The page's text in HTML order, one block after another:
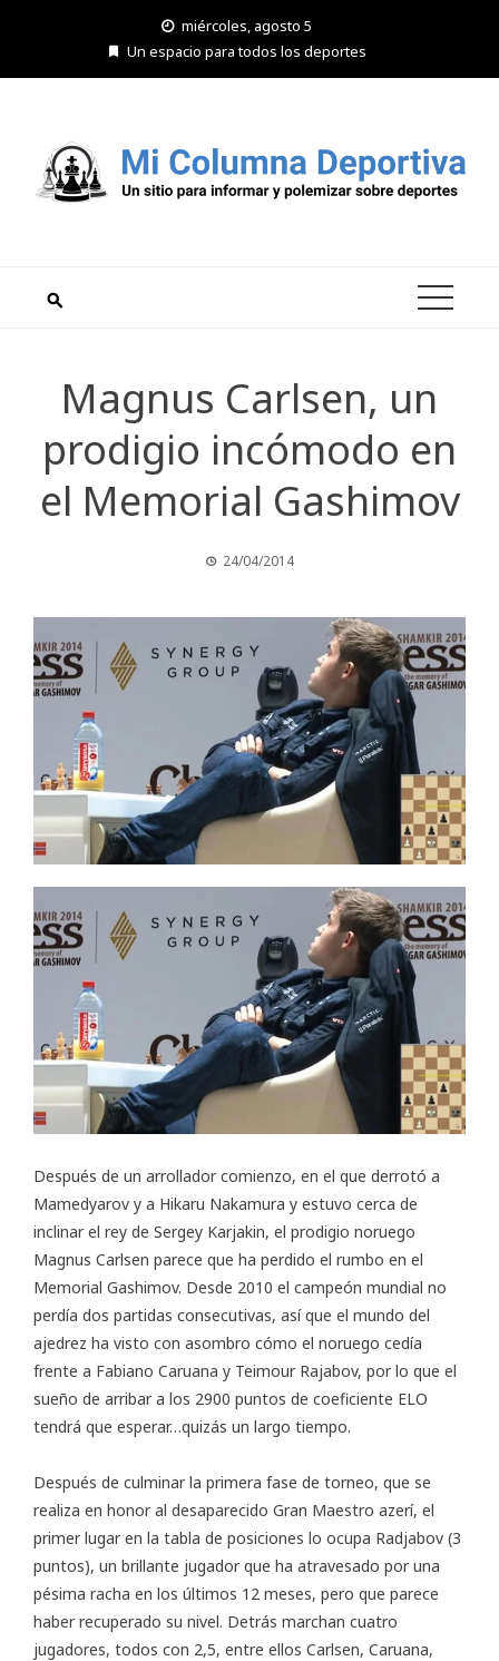
miércoles, agosto 5
Un espacio para todos los deportes
Magnus Carlsen, un
prodigio incómodo en
el Memorial Gashimov
24/04/2014
Después de un arrollador comienzo, en el que derrotó a
Mamedyarov y a Hikaru Nakamura y estuvo cerca de
inclinar el rey de Sergey Karjakin, el prodigio noruego
Magnus Carlsen parece que ha perdido el rumbo en el
Memorial Gashimov. Desde 2010 el campeón mundial no
perdía dos partidas consecutivas, así que el mundo del
ajedrez ha visto con asombro cómo el noruego cedía
frente a Fabiano Caruana y Teimour Rajabov, por lo que el
sueño de arribar a los 2900 puntos de coeficiente ELO
tendrá que esperar…quizás un largo tiempo.
Después de culminar la primera fase de torneo, que se
realiza en honor al desaparecido Gran Maestro azerí, el
primer lugar en la tabla de posiciones lo ocupa Radjabov (3
puntos), un brillante jugador que ha atravesado por una
pésima racha en los últimos 12 meses, pero que parece
haber recuperado su nivel. Detrás marchan cuatro
jugadores, todos con 2,5, entre ellos Carlsen, Caruana,